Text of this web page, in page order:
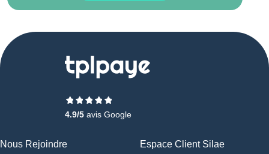
4.9/5 avis Google
Nous Rejoindre Espace Client Silae